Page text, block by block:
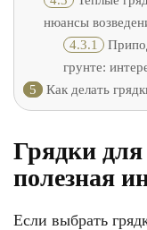
нюансы
4.3.1
грунте:
5
Как делать
Грядки
полезная
Если выбрать